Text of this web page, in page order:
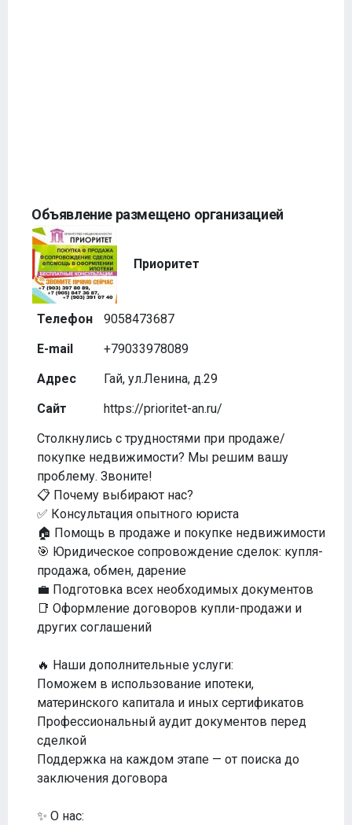
Объявление размещено организацией
Приоритет
Телефон
9058473687
E-mail
+79033978089
Адрес
Гай, ул.Ленина, д.29
Сайт
https://prioritet-an.ru/
Столкнулись с трудностями при продаже/
покупке недвижимости? Мы решим вашу
проблему. Звоните!
📋 Почему выбирают нас?
✅ Консультация опытного юриста
🏠 Помощь в продаже и покупке недвижимости
🎯 Юридическое сопровождение сделок: купля-
продажа, обмен, дарение
💼 Подготовка всех необходимых документов
📑 Оформление договоров купли-продажи и
других соглашений
🔥 Наши дополнительные услуги:
Поможем в использование ипотеки,
материнского капитала и иных сертификатов
Профессиональный аудит документов перед
сделкой
Поддержка на каждом этапе — от поиска до
заключения договора
✨ О нас: